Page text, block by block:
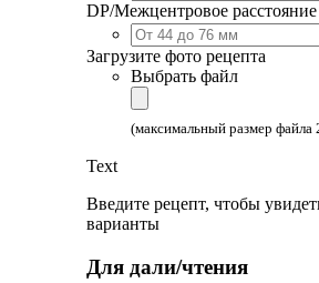
DP/Межцентровое расстояние
Загрузите фото рецепта
Выбрать файл
(максимальный размер
Text
Введите рецепт, чтобы
варианты
Для дали/чтения